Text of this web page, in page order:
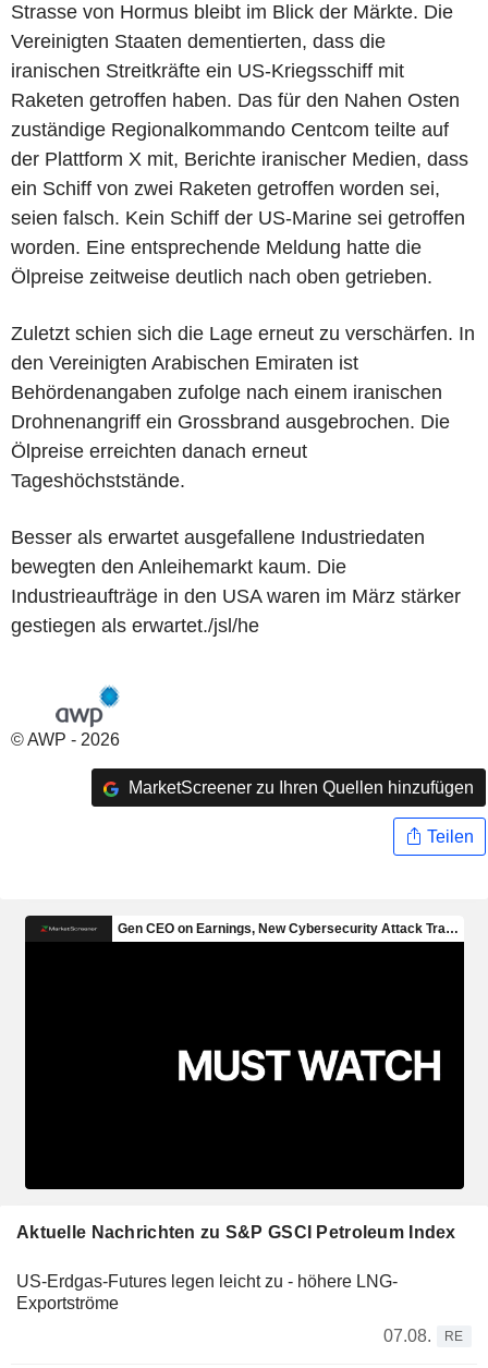
Strasse von Hormus bleibt im Blick der Märkte. Die
Vereinigten Staaten dementierten, dass die
iranischen Streitkräfte ein US-Kriegsschiff mit
Raketen getroffen haben. Das für den Nahen Osten
zuständige Regionalkommando Centcom teilte auf
der Plattform X mit, Berichte iranischer Medien, dass
ein Schiff von zwei Raketen getroffen worden sei,
seien falsch. Kein Schiff der US-Marine sei getroffen
worden. Eine entsprechende Meldung hatte die
Ölpreise zeitweise deutlich nach oben getrieben.
Zuletzt schien sich die Lage erneut zu verschärfen. In
den Vereinigten Arabischen Emiraten ist
Behördenangaben zufolge nach einem iranischen
Drohnenangriff ein Grossbrand ausgebrochen. Die
Ölpreise erreichten danach erneut
Tageshöchststände.
Besser als erwartet ausgefallene Industriedaten
bewegten den Anleihemarkt kaum. Die
Industrieaufträge in den USA waren im März stärker
gestiegen als erwartet./jsl/he
© AWP - 2026
MarketScreener zu Ihren Quellen hinzufügen
Teilen
Aktuelle Nachrichten zu S&P GSCI Petroleum Index
US-Erdgas-Futures legen leicht zu - höhere LNG-
Exportströme
07.08.
RE